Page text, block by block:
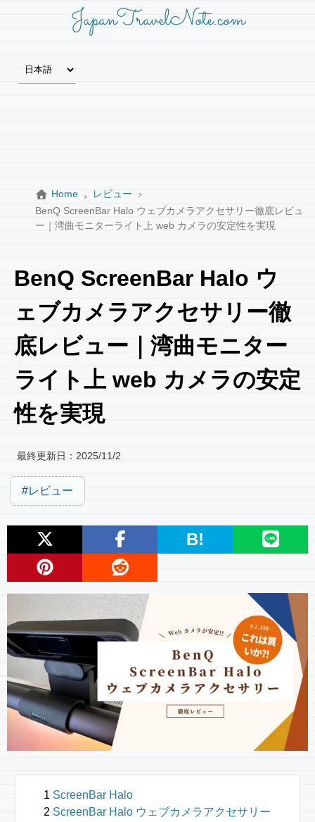
JapanTravelNote.com
Home
レビュー
BenQ ScreenBar Halo ウェブカメラアクセサリー徹底レビュ
ー｜湾曲モニターライト上 web カメラの安定性を実現
BenQ ScreenBar Halo ウ
ェブカメラアクセサリー徹
底レビュー｜湾曲モニター
ライト上 web カメラの安定
性を実現
最終更新日： 2025/11/2
レビュー
B!
ScreenBar Halo
ScreenBar Halo ウェブカメラアクセサリー